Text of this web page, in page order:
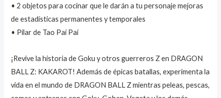
• 2 objetos para cocinar que le darán a tu personaje mejoras
de estadísticas permanentes y temporales
• Pilar de Tao Pai Pai
¡Revive la historia de Goku y otros guerreros Z en DRAGON
BALL Z: KAKAROT! Además de épicas batallas, experimenta la
vida en el mundo de DRAGON BALL Z mientras peleas, pescas,